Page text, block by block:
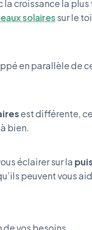
croissance la plus
solaires sur le
en parallèle de
est différente,
bien.
éclairer sur la
peuvent vous